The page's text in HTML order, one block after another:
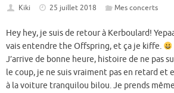
Kiki 25 juillet 2018 Mes concerts
Hey hey, je suis de retour à Kerboulard!
vais entendre the Offspring, et ça je kiffe.
J’arrive de bonne heure, histoire de ne pas
le coup, je ne suis vraiment pas en retard et
à la voiture tranquilou bilou. Je prends